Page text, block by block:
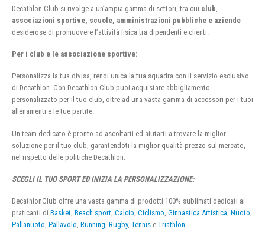
Decathlon Club si rivolge a un’ampia gamma di settori, tra cui club
associazioni sportive, scuole, amministrazioni pubbliche e aziende
desiderose di promuovere l’attività fisica tra dipendenti e clienti.
Per i club e le associazione sportive:
Personalizza la tua divisa, rendi unica la tua squadra con il servizio esclusivo
di Decathlon. Con Decathlon Club puoi acquistare abbigliamento
personalizzato per il tuo club, oltre ad una vasta gamma di accessori per i tuoi
allenamenti e le tue partite.
Un team dedicato è pronto ad ascoltarti ed aiutarti a trovare la miglior
soluzione per il tuo club, garantendoti la miglior qualità prezzo sul mercato,
nel rispetto delle politiche Decathlon.
SCEGLI IL TUO SPORT ED INIZIA LA PERSONALIZZAZIONE:
DecathlonClub offre una vasta gamma di prodotti 100% sublimati dedicati ai
praticanti di Basket, Beach sport, Calcio, Ciclismo, Ginnastica Artistica, Nuoto,
Pallanuoto, Pallavolo, Running, Rugby, Tennis e Triathlon.